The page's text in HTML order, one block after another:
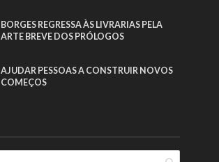
BORGES REGRESSA ÀS LIVRARIAS PELA
ARTE BREVE DOS PRÓLOGOS
AJUDAR PESSOAS A CONSTRUIR NOVOS
COMEÇOS